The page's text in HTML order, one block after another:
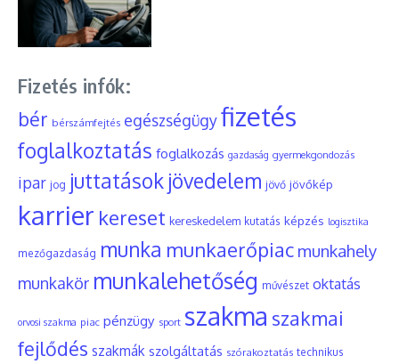
Fizetés infók:
bér bérszámfejtés egészségügyfizetés
foglalkoztatás foglalkozás gazdaság gyermekgondozás
ipar jog juttatások jövedelem jövő jövőkép
karrier kereset kereskedelem kutatás képzés logisztika
mezőgazdaság munka munkaerőpiac munkahely
munkakör munkalehetőség művészet oktatás
orvosi szakma piac pénzügy sport szakma szakmai
fejlődés szakmák szolgáltatás szórakoztatás technikus